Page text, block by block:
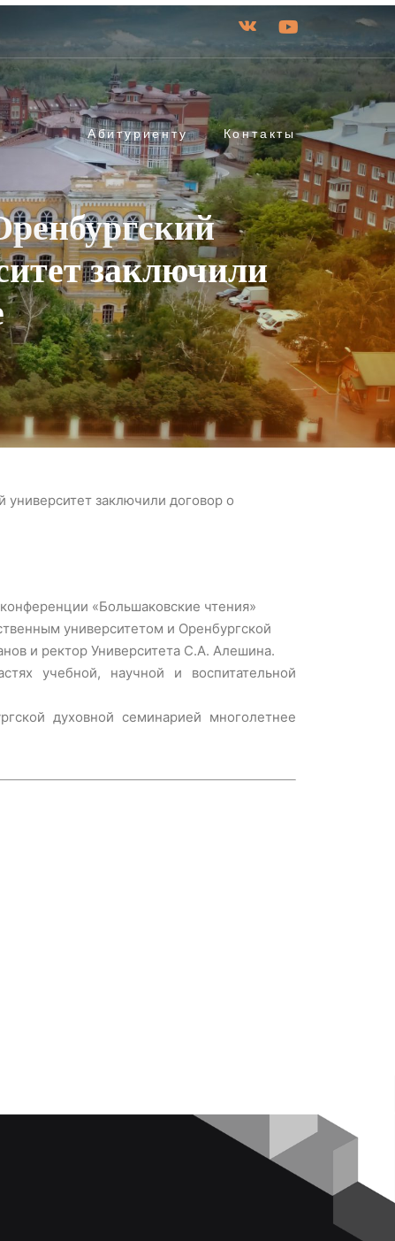
Абитуриенту Контакты
заключили
университет заключили договор о
«Большаковские чтения»
университетом и Оренбургской
и ректор Университета С.А. Алешина.
учебной, научной и воспитательной
духовной семинарией многолетнее